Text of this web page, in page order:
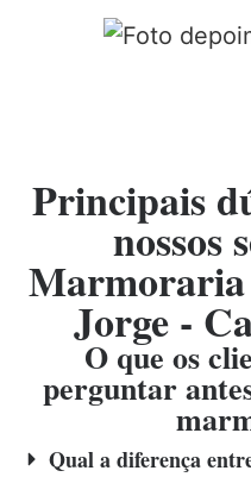
Principais
nossos
Marmoraria
Jorge -
O que os
perguntar
Qual a diferença